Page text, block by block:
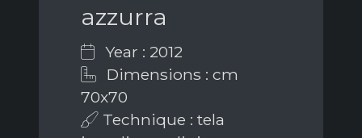
azzurra
Year : 2012
Dimensions : cm
70x70
Technique : tela